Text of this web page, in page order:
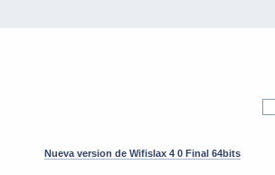
Nueva version de Wifislax 4 0 Final 64bits